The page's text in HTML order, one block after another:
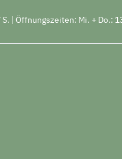
| Öffnungszeiten: Mi. + Do.: